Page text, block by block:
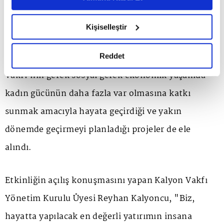
6698 sayılı Kişisel Verilerin Korunması Kanunu uyarınca
okumak ve sitemizi ziyaretiniz kapsamında
gerçekleştirilen veri işleme faaliyetleri ile ilgili daha
detaylı bilgi almak için lütfentıklayınız.
Kişiselleştir
Reddet
Etkinlik kapsamında; eğitim, çevre,
sürdürülebilirlik, tasarruf ve geri dönüşüm gibi pek
çok başlıkta yoğun faaliyet gösteren Kalyon
Vakfı'nın gerek sosyal gerek ekonomik yaşamda
kadın gücünün daha fazla var olmasına katkı
sunmak amacıyla hayata geçirdiği ve yakın
dönemde geçirmeyi planladığı projeler de ele
alındı.
Etkinliğin açılış konuşmasını yapan Kalyon Vakfı
Yönetim Kurulu Üyesi Reyhan Kalyoncu, "Biz,
hayatta yapılacak en değerli yatırımın insana